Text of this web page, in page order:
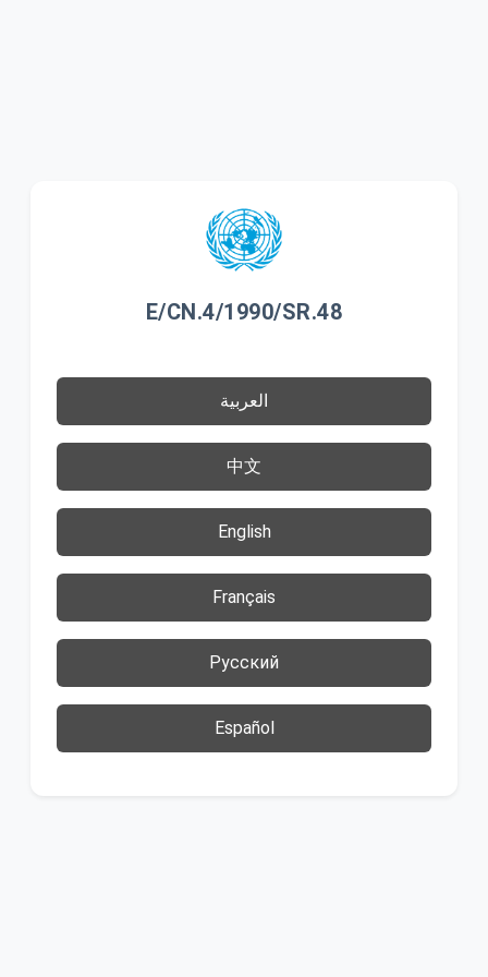
E/CN.4/1990/SR.48
العربية
中文
English
Français
Русский
Español